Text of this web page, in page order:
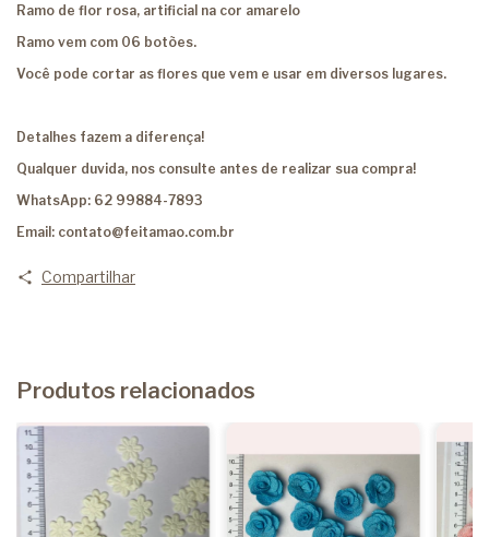
Ramo de flor rosa, artificial na cor amarelo
Ramo vem com 06 botões.
Você pode cortar as flores que vem e usar em diversos lugares.
Detalhes fazem a diferença!
Qualquer duvida, nos consulte antes de realizar sua compra!
WhatsApp: 62 99884-7893
Email: contato@feitamao.com.br
Compartilhar
Produtos relacionados